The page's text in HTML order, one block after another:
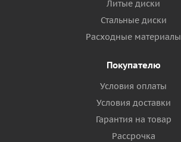
Литые диски
Стальные диски
Расходные материалы
Покупателю
Условия оплаты
Условия доставки
Гарантия на товар
Рассрочка